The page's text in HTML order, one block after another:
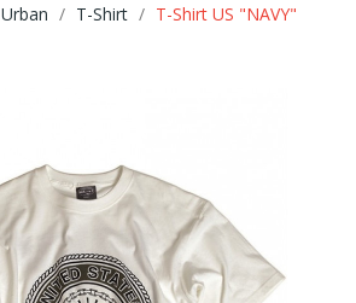
Urban T-Shirt
T-Shirt US "NAVY"